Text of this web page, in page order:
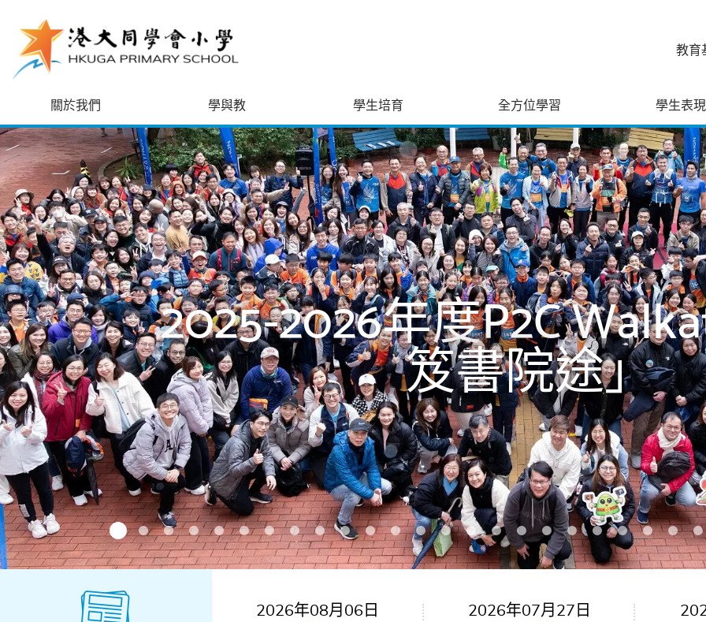
教育
關於我們 學與教 學生培育 全方位學習 學生表現
2025-2026年度P2C
笈書院途」
生命見證：堅毅精神 -
回到港小
中華文化週會：中
中文科拼音及查字
航天科技及歷史文化
P2C Walkathon 負笈
P3 X P6 Cross Year
行政長官卓越教
英國語文教育
International Food
A Photo Journal
遊學新加坡
五年級跨境遊學之旅
長者學苑
盆栽插花班
全港小學區際田徑
延伸學習活動
第一期
校際田徑賽
2023-2024年度港島東區小學
負笈書院途
聖誕佳節樂繽紛
綠色小先鋒
參觀嘉道理農場暨植物園
深港澳人工智能
創智名片爬行四驅車全國賽
流感小博士 2.0
交流計劃講座及工作坊
用心做父母．成為孩
家長講座
偶友街作
藝術小先鋒布偶課程結業演出
探「星」之旅
五年級常識科學習活動
開放日
暨小一入學簡介會
水運會
2022-2023 年度
青年藝遊故宮
全方位學習活動日
熱愛生命 逆境自
小四至小六週會分享
家長學堂
如何從小培養孩子的數據思維以應對未來挑戰
UGArtist 作品展
聖誕同樂日
二十周年校慶座
正向體驗日
專業發展日
小一迎新日
2026年08月06日
2026年07月27日